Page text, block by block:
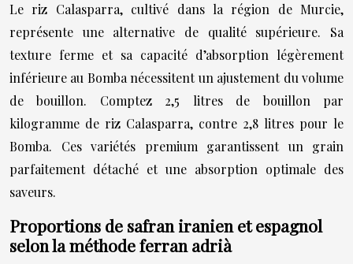
Le riz Calasparra, cultivé dans la région de Murcie,
représente une alternative de qualité supérieure. Sa
texture ferme et sa capacité d’absorption légèrement
inférieure au Bomba nécessitent un ajustement du volume
de bouillon. Comptez 2,5 litres de bouillon par
kilogramme de riz Calasparra, contre 2,8 litres pour le
Bomba. Ces variétés premium garantissent un grain
parfaitement détaché et une absorption optimale des
saveurs.
Proportions de safran iranien et espagnol
selon la méthode ferran adrià